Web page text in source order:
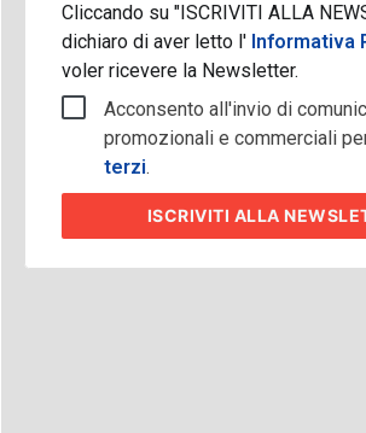
Cliccando su "ISCRIVITI ALLA
dichiaro di aver letto l'Informativa
voler ricevere la Newsletter.
Acconsento all'invio di
promozionali e commerciali
terzi.
ISCRIVITI ALLA